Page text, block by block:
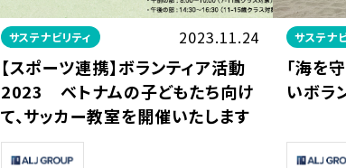
サステナビリティ 2023.11.24
【スポーツ連携】ボランティア活動
2023 ベトナムの子どもたち向け
て、サッカー教室を開催いたします
サステナ
「海を
いボラ